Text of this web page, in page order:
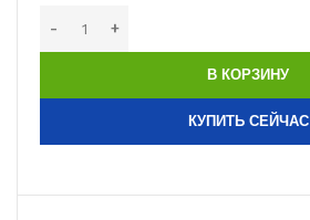
В КОРЗИНУ
КУПИТЬ СЕЙЧАС